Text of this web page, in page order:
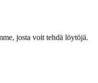
josta voit tehdä löytöjä.